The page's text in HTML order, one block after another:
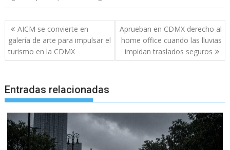
Navegación
de
entradas
AICM se convierte en
galería de arte para impulsar el
turismo en la CDMX
Aprueban en CDMX derecho al
home office cuando las lluvias
impidan traslados seguros
Entradas relacionadas